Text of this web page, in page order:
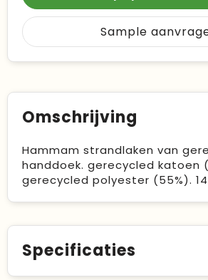
Sample
Omschrijving
Hammam strandlaken van
handdoek. gerecycled katoen
gerecycled polyester (55%).
Specificaties